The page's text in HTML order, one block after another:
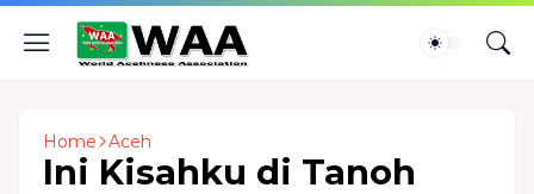
Home Aceh
Ini Kisahku di Tanoh